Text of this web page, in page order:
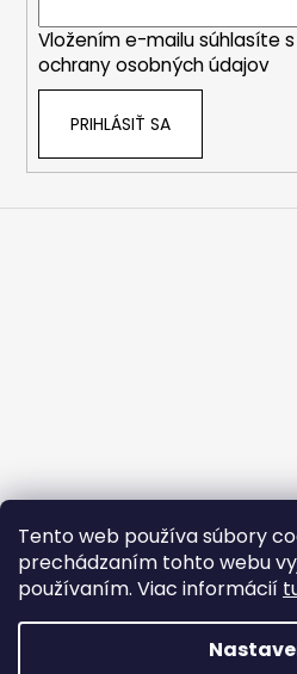
Tento web používa súbory
prechádzaním tohto webu
používaním. Viac informácií
Vložením e-mailu súhlasíte s
ochrany osobných údajov
PRIHLÁSIŤ SA